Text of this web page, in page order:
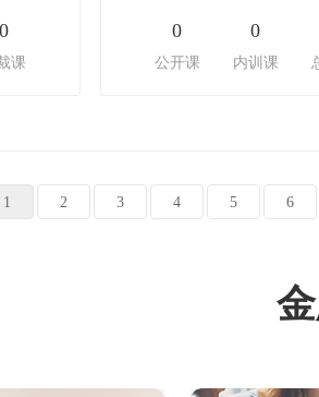
0
课
0
公开课
0
内训课
1 2 3 4 5 6